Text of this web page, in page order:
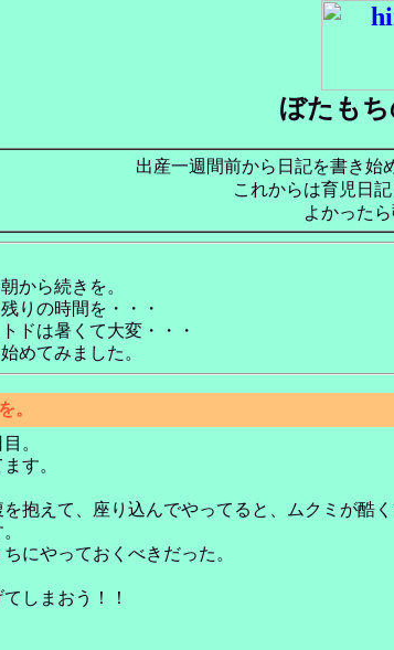
ぼたもち
出産一週間前から日記を書き始
これからは育児日
よかった
から続きを。
りの時間を・・・
トドは暑くて大変・・・
めてみました。
。
。
す。
抱えて、座り込んでやってると、ムクミが酷く
にやっておくべきだった。
しまおう！！